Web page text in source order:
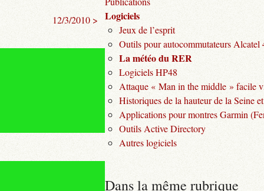
12/3/2010 > Logiciels
Jeux de l’esprit
Outils pour autocommutateurs Alcatel
La météo du RER
Logiciels HP48
Attaque « Man in the middle » facile
Historiques de la hauteur de la Seine
Applications pour montres Garmin
Outils Active Directory
Autres logiciels
Dans la même rubrique